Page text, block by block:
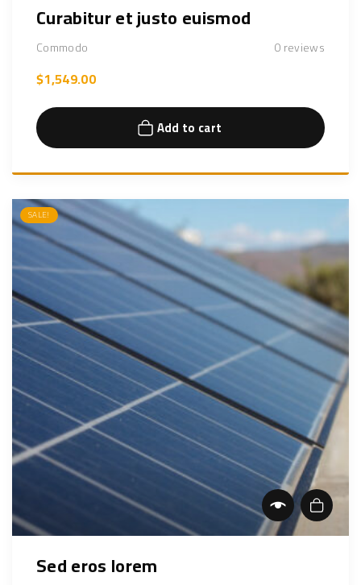
Curabitur et justo euismod
Commodo 0reviews
$1,549.00
Add to cart
SALE!
Sed eros lorem